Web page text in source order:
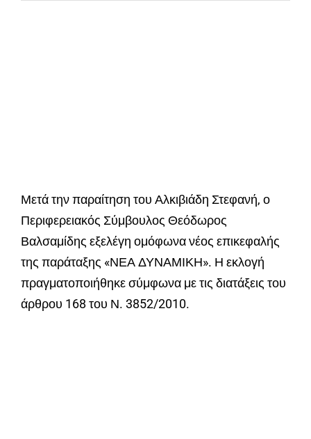
Μετά την παραίτηση του Αλκιβιάδη Στεφανή, ο
Περιφερειακός Σύμβουλος Θεόδωρος
Βαλσαμίδης εξελέγη ομόφωνα νέος επικεφαλής
της παράταξης «ΝΕΑ ΔΥΝΑΜΙΚΗ». Η εκλογή
πραγματοποιήθηκε σύμφωνα με τις διατάξεις του
άρθρου 168 του Ν. 3852/2010.